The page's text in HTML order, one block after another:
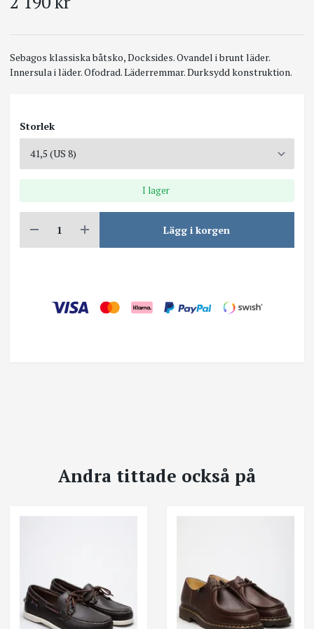
Sebagos klassiska båtsko, Docksides. Ovandel i brunt läder.
Innersula i läder. Ofodrad. Läderremmar. Durksydd konstruktion.
Storlek
I lager
Lägg i korgen
Andra tittade också på